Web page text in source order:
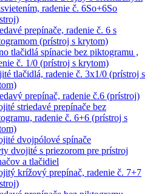
radenie č. 6So+6So
prepínače, radenie č. 6 s
(prístroj s krytom)
tlačidlá spínacie bez piktogramu ,
č. 1/0 (prístroj s krytom)
tlačidlá, radenie č. 3x1/0 (prístroj s
prepínač, radenie č.6 (prístroj)
striedavé prepínače bez
radenie č. 6+6 (prístroj s
dvojpólové spínače
dvojité s priezorom pre prístroj
a tlačidiel
krížový prepínač, radenie č. 7+7